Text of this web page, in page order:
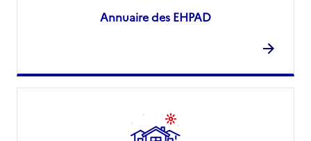
Annuaire des EHPAD